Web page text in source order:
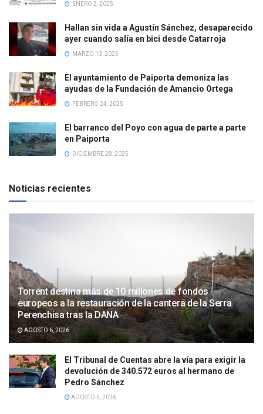
ENERO 2, 2025
Hallan sin vida a Agustín Sánchez, desaparecido
ayer cuando salía en bici desde Catarroja
MARZO 13, 2025
El ayuntamiento de Paiporta demoniza las
ayudas de la Fundación de Amancio Ortega
FEBRERO 24, 2025
El barranco del Poyo con agua de parte a parte
en Paiporta
DICIEMBRE 28, 2025
Noticias recientes
Torrent destina más de 10 millones de fondos
europeos a la restauración de la cantera de la Serra
Perenchisa tras la DANA
AGOSTO 6, 2026
El Tribunal de Cuentas abre la vía para exigir la
devolución de 340.572 euros al hermano de
Pedro Sánchez
AGOSTO 5, 2026